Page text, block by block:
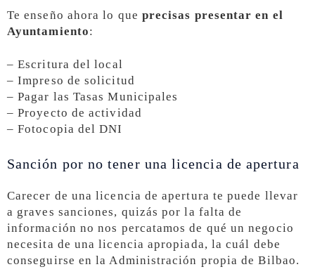
Te enseño ahora lo que precisas presentar en el
Ayuntamiento:
– Escritura del local
– Impreso de solicitud
– Pagar las Tasas Municipales
– Proyecto de actividad
– Fotocopia del DNI
Sanción por no tener una licencia de apertura
Carecer de una licencia de apertura te puede llevar
a graves sanciones, quizás por la falta de
información no nos percatamos de qué un negocio
necesita de una licencia apropiada, la cuál debe
conseguirse en la Administración propia de Bilbao.